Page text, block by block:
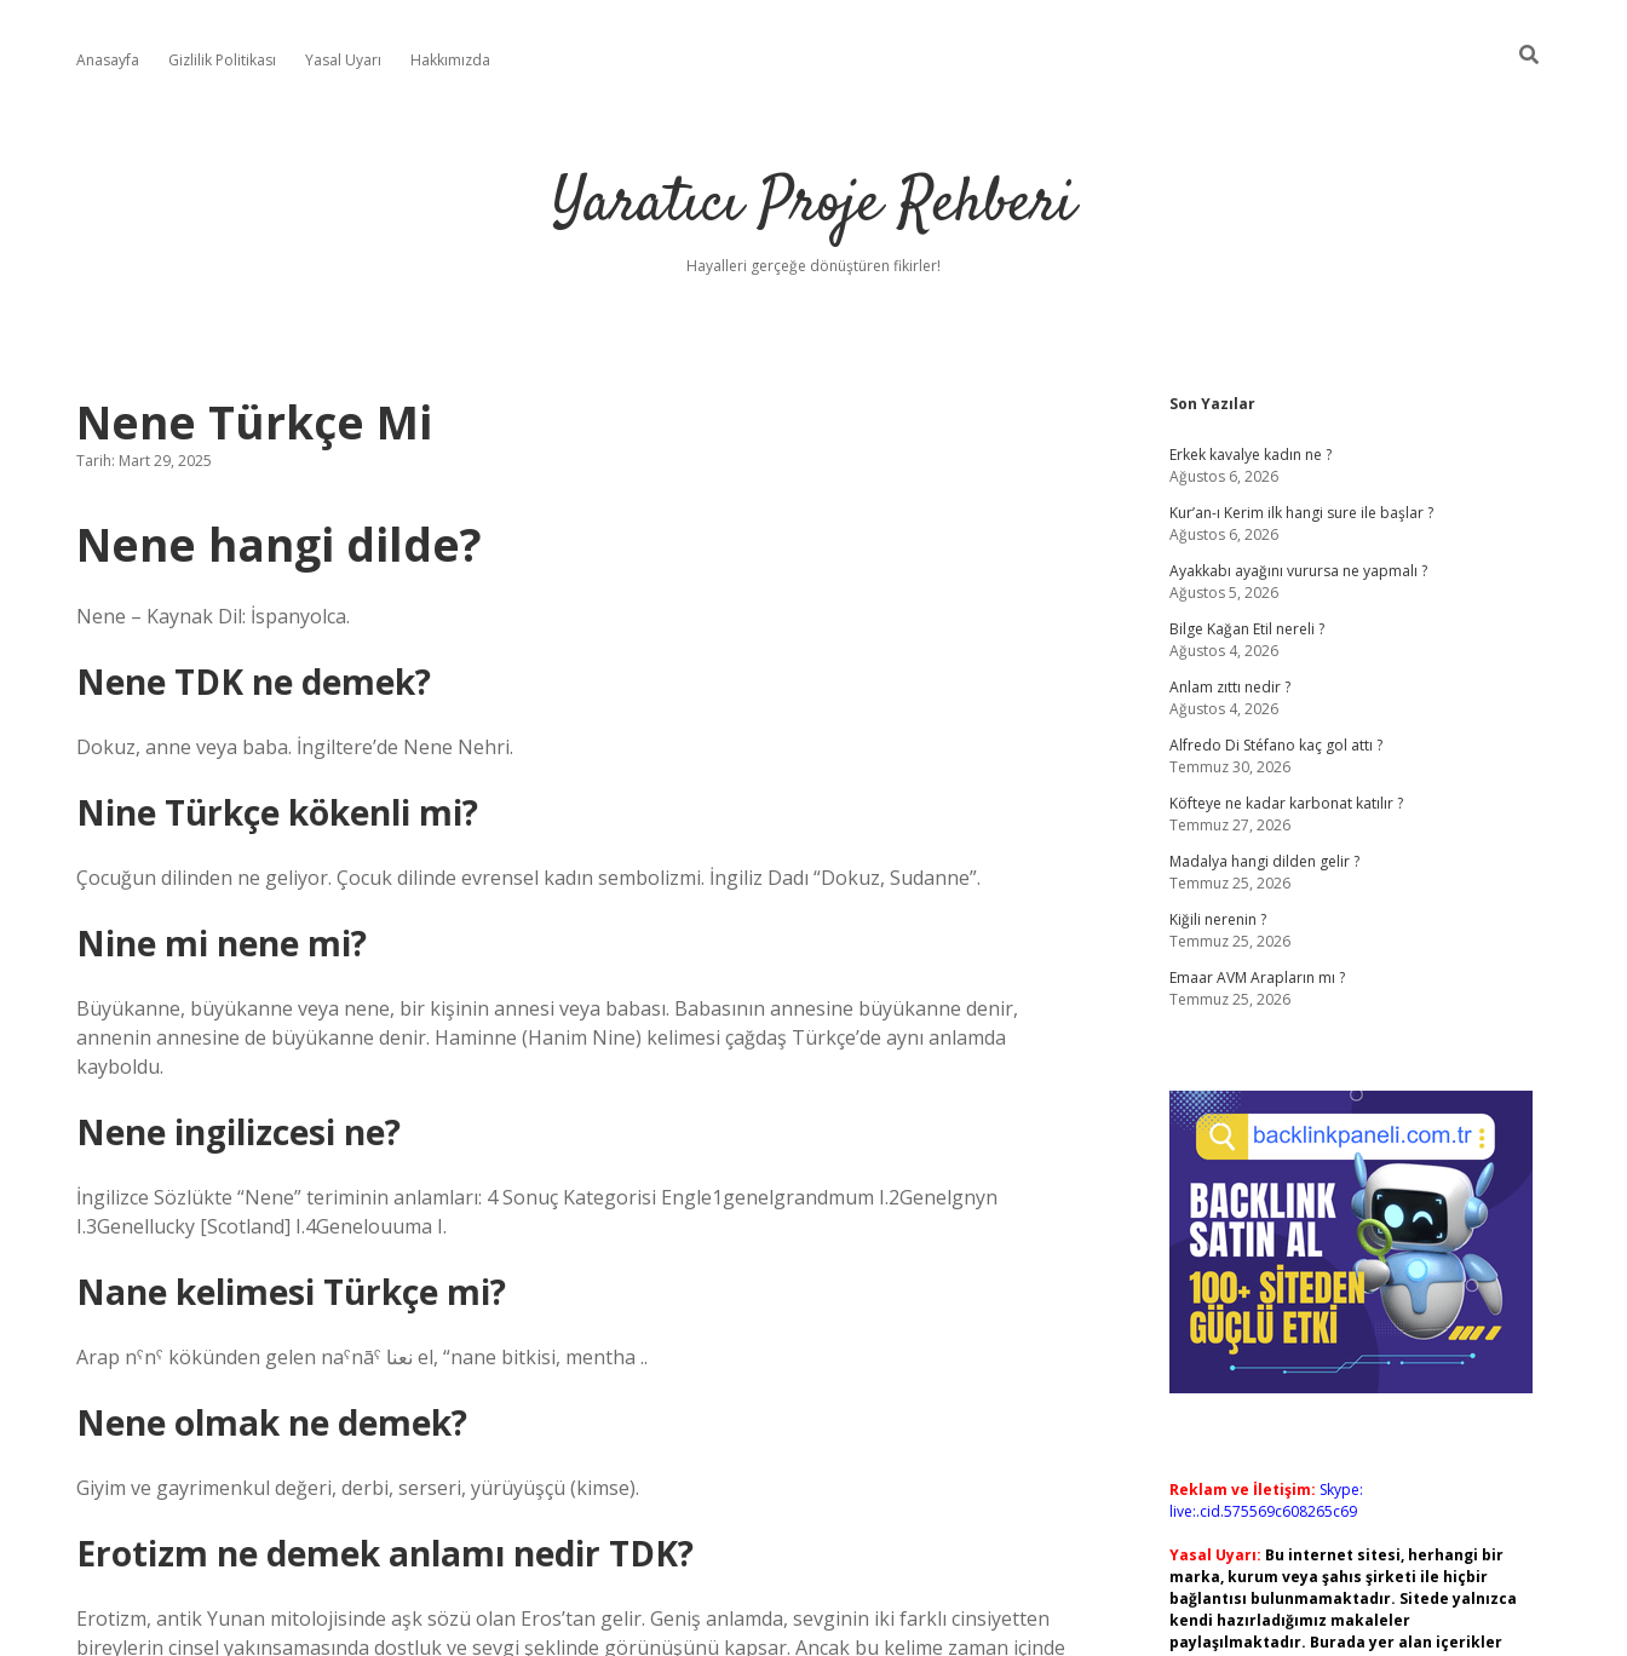
Anasayfa Gizlilik Politikası Yasal Uyarı Hakkımızda
Yaratıcı Proje Rehberi
Hayalleri gerçeğe dönüştüren fikirler!
Nene Türkçe Mi
Tarih: Mart 29, 2025
Nene hangi dilde?
Nene – Kaynak Dil: İspanyolca.
Nene TDK ne demek?
Dokuz, anne veya baba. İngiltere’de Nene Nehri.
Nine Türkçe kökenli mi?
Çocuğun dilinden ne geliyor. Çocuk dilinde evrensel kadın sembolizmi. İngiliz Dadı “Dokuz, Sudanne”.
Nine mi nene mi?
Büyükanne, büyükanne veya nene, bir kişinin annesi veya babası. Babasının annesine büyükanne denir,
annenin annesine de büyükanne denir. Haminne (Hanim Nine) kelimesi çağdaş Türkçe’de aynı anlamda
kayboldu.
Nene ingilizcesi ne?
İngilizce Sözlükte “Nene” teriminin anlamları: 4 Sonuç Kategorisi Engle1genelgrandmum I.2Genelgnyn
I.3Genellucky [Scotland] I.4Genelouuma I.
Nane kelimesi Türkçe mi?
Arap nˁnˁ kökünden gelen naˁnāˁ نعنا el, “nane bitkisi, mentha ..
Nene olmak ne demek?
Giyim ve gayrimenkul değeri, derbi, serseri, yürüyüşçü (kimse).
Erotizm ne demek anlamı nedir TDK?
Erotizm, antik Yunan mitolojisinde aşk sözü olan Eros’tan gelir. Geniş anlamda, sevginin iki farklı cinsiyetten
bireylerin cinsel yakınsamasında dostluk ve sevgi şeklinde görünüşünü kapsar. Ancak bu kelime zaman içinde
Sidebar
Son Yazılar
Erkek kavalye kadın ne ?
Ağustos 6, 2026
Kur’an-ı Kerim ilk hangi sure ile başlar ?
Ağustos 6, 2026
Ayakkabı ayağını vurursa ne yapmalı ?
Ağustos 5, 2026
Bilge Kağan Etil nereli ?
Ağustos 4, 2026
Anlam zıttı nedir ?
Ağustos 4, 2026
Alfredo Di Stéfano kaç gol attı ?
Temmuz 30, 2026
Köfteye ne kadar karbonat katılır ?
Temmuz 27, 2026
Madalya hangi dilden gelir ?
Temmuz 25, 2026
Kiğili nerenin ?
Temmuz 25, 2026
Emaar AVM Arapların mı ?
Temmuz 25, 2026
Reklam ve İletişim: Skype:
live:.cid.575569c608265c69
Yasal Uyarı: Bu internet sitesi, herhangi bir
marka, kurum veya şahıs şirketi ile hiçbir
bağlantısı bulunmamaktadır. Sitede yalnızca
kendi hazırladığımız makaleler
paylaşılmaktadır. Burada yer alan içerikler
piabellacasinohiltonbet giriş